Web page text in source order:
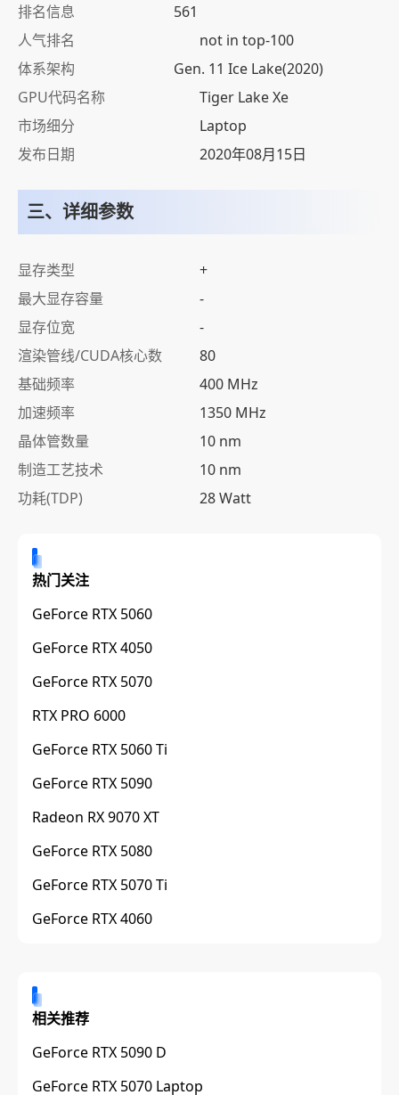
排名信息
561
人气排名
not in top-100
体系架构
Gen. 11 Ice Lake(2020)
GPU代码名称
Tiger Lake Xe
市场细分
Laptop
发布日期
2020年08月15日
三、详细参数
显存类型
+
最大显存容量
-
显存位宽
-
渲染管线/CUDA核心数
80
基础频率
400 MHz
加速频率
1350 MHz
晶体管数量
10 nm
制造工艺技术
10 nm
功耗(TDP)
28 Watt
热门关注
GeForce RTX 5060
GeForce RTX 4050
GeForce RTX 5070
RTX PRO 6000
GeForce RTX 5060 Ti
GeForce RTX 5090
Radeon RX 9070 XT
GeForce RTX 5080
GeForce RTX 5070 Ti
GeForce RTX 4060
相关推荐
GeForce RTX 5090 D
GeForce RTX 5070 Laptop